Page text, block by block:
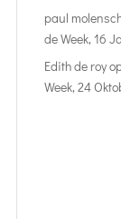
paul
de Week, 16
Edith de roy
Week, 24